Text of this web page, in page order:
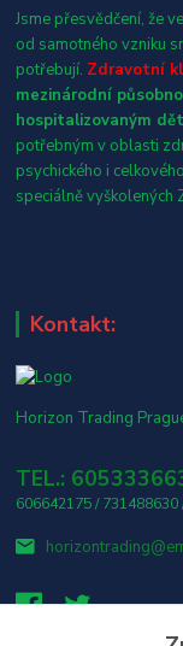
Jsme přesvědčení, že
od samotného vzniku
potřebují. Zdravotní
mezinárodní
hospitalizovaným
potřebným v oblasti
psychického i
speciálně vyškolených
Kontakt:
Horizon Trading
TEL.:
606642175 / 731488630